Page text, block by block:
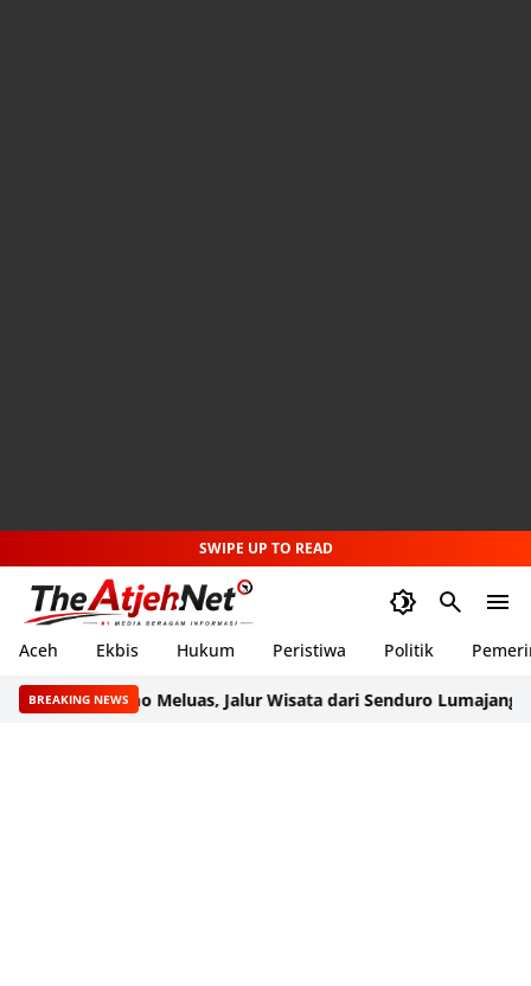
SWIPE UP TO READ
Aceh Ekbis Hukum Peristiwa Politik
BREAKING NEWS
Bromo Meluas, Jalur Wisata dari Senduro Lumajang Ditutup